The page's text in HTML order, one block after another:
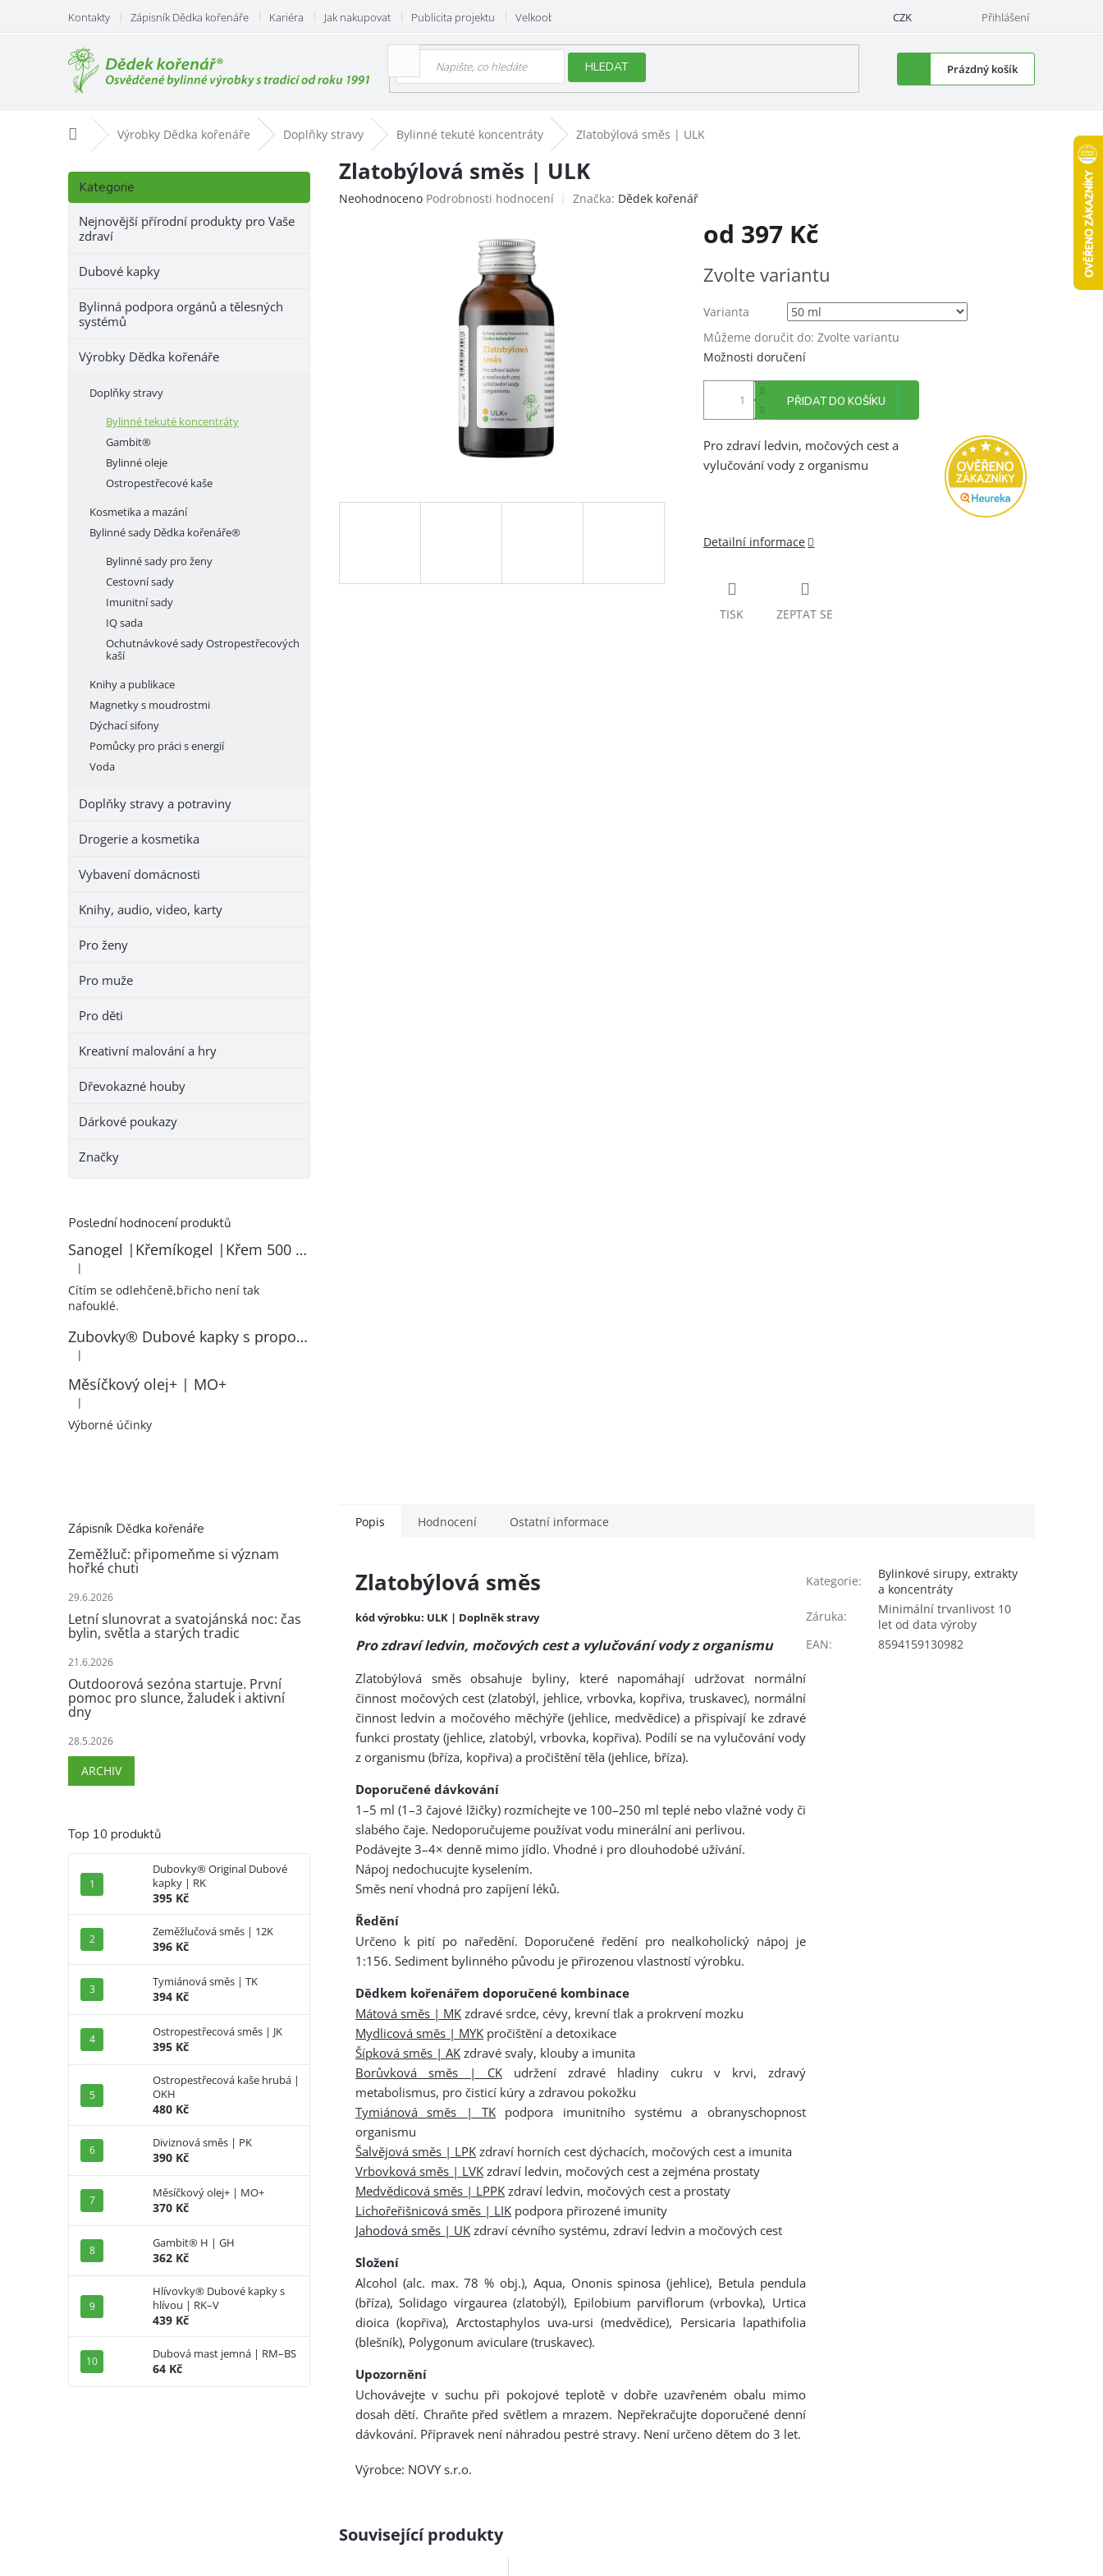
obsah
Kontakty Zápisník Dědka kořenáře Kariéra Jak nakupovat Publicita projektu Velkoobchod CZK Přihlášení
HLEDAT
Nákupní
košík
Prázdný košík
Domů Výrobky Dědka kořenáře Doplňky stravy Bylinné tekuté koncentráty Zlatobýlová směs | ULK
P
s
Přeskočit
kategorie
Kategorie
Nejnovější přírodní produkty pro Vaše
zdraví
Dubové kapky
Bylinná podpora orgánů a tělesných
systémů
Výrobky Dědka kořenáře
Doplňky stravy
Bylinné tekuté koncentráty
Gambit®
Bylinné oleje
Ostropestřecové kaše
Kosmetika a mazání
Bylinné sady Dědka kořenáře®
Bylinné sady pro ženy
Cestovní sady
Imunitní sady
IQ sada
Ochutnávkové sady Ostropestřecových
kaší
Knihy a publikace
Magnetky s moudrostmi
Dýchací sifony
Pomůcky pro práci s energií
Voda
Doplňky stravy a potraviny
Drogerie a kosmetika
Vybavení domácnosti
Knihy, audio, video, karty
Pro ženy
Pro muže
Pro děti
Kreativní malování a hry
Dřevokazné houby
Dárkové poukazy
Značky
Poslední hodnocení produktů
Sanogel |Křemíkogel |Křem 500 ml
Hodnocení produktu je 5 z 5 hvězdiček.
|
Cítím se odlehčeně,břicho není tak
nafouklé.
Zubovky® Dubové kapky s propolisem | RK–ZP
Hodnocení produktu je 5 z 5 hvězdiček.
|
Měsíčkový olej+ | MO+
Hodnocení produktu je 5 z 5 hvězdiček.
|
Výborné účinky
Zápisník Dědka kořenáře
Zeměžluč: připomeňme si význam
hořké chuti
29.6.2026
Letní slunovrat a svatojánská noc: čas
bylin, světla a starých tradic
21.6.2026
Outdoorová sezóna startuje. První
pomoc pro slunce, žaludek i aktivní
dny
28.5.2026
ARCHIV
Top 10 produktů
Dubovky® Original Dubové
kapky | RK
395 Kč
Zeměžlučová směs | 12K
396 Kč
Tymiánová směs | TK
394 Kč
Ostropestřecová směs | JK
395 Kč
Ostropestřecová kaše hrubá |
OKH
480 Kč
Diviznová směs | PK
390 Kč
Měsíčkový olej+ | MO+
370 Kč
Gambit® H | GH
362 Kč
Hlívovky® Dubové kapky s
hlívou | RK–V
439 Kč
Dubová mast jemná | RM–BS
64 Kč
Zlatobýlová směs | ULK
Průměrné
Neohodnoceno Podrobnosti hodnocení Značka: Dědek kořenář
od 397 Kč
cena:
Zvolte variantu
Varianta
Můžeme doručit do: Zvolte variantu
Možnosti doručení
PŘIDAT DO KOŠÍKU
Pro zdraví ledvin, močových cest a
vylučování vody z organismu
Detailní informace
TISK ZEPTAT SE
Popis Hodnocení Ostatní informace
Zlatobýlová směs
kód výrobku: ULK | Doplněk stravy
Pro zdraví ledvin, močových cest a vylučování vody z organismu
Zlatobýlová směs obsahuje byliny, které napomáhají udržovat normální
činnost močových cest (zlatobýl, jehlice, vrbovka, kopřiva, truskavec), normální
činnost ledvin a močového měchýře (jehlice, medvědice) a přispívají ke zdravé
funkci prostaty (jehlice, zlatobýl, vrbovka, kopřiva). Podílí se na vylučování vody
z organismu (bříza, kopřiva) a pročištění těla (jehlice, bříza).
Doporučené dávkování
1–5 ml (1–3 čajové lžičky) rozmíchejte ve 100–250 ml teplé nebo vlažné vody či
slabého čaje. Nedoporučujeme používat vodu minerální ani perlivou.
Podávejte 3–4× denně mimo jídlo. Vhodné i pro dlouhodobé užívání.
Nápoj nedochucujte kyselením.
Směs není vhodná pro zapíjení léků.
Ředění
Určeno k pití po naředění. Doporučené ředění pro nealkoholický nápoj je
1:156. Sediment bylinného původu je přirozenou vlastností výrobku.
Dědkem kořenářem doporučené kombinace
Mátová směs | MK zdravé srdce, cévy, krevní tlak a prokrvení mozku
Mydlicová směs | MYK pročištění a detoxikace
Šípková směs | AK zdravé svaly, klouby a imunita
Borůvková směs | CKudržení zdravé hladiny cukru v krvi, zdravý
metabolismus, pro čisticí kúry a zdravou pokožku
Tymiánová směs | TK podpora imunitního systému a obranyschopnost
organismu
Šalvějová směs | LPK zdraví horních cest dýchacích, močových cest a imunita
Vrbovková směs | LVK zdraví ledvin, močových cest a zejména prostaty
Medvědicová směs | LPPK zdraví ledvin, močových cest a prostaty
Lichořeřišnicová směs | LIK podpora přirozené imunity
Jahodová směs | UK zdraví cévního systému, zdraví ledvin a močových cest
Složení
Alcohol (alc. max. 78 % obj.), Aqua, Ononis spinosa (jehlice), Betula pendula
(bříza), Solidago virgaurea (zlatobýl), Epilobium parviflorum (vrbovka), Urtica
dioica (kopřiva), Arctostaphylos uva-ursi (medvědice), Persicaria lapathifolia
(blešník), Polygonum aviculare (truskavec).
Upozornění
Uchovávejte v suchu při pokojové teplotě v dobře uzavřeném obalu mimo
dosah dětí. Chraňte před světlem a mrazem. Nepřekračujte doporučené denní
dávkování. Přípravek není náhradou pestré stravy. Není určeno dětem do 3 let.
Výrobce: NOVY s.r.o.
Kategorie:
Bylinkové sirupy, extrakty
a koncentráty
Záruka:
Minimální trvanlivost 10
let od data výroby
EAN: 8594159130982
Související produkty